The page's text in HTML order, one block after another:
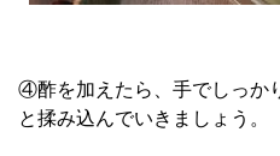
④酢を加えたら、手でしっか
と揉み込んでいきましょう。